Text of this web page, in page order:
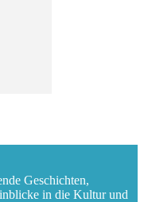
Geschichten,
in die Kultur und